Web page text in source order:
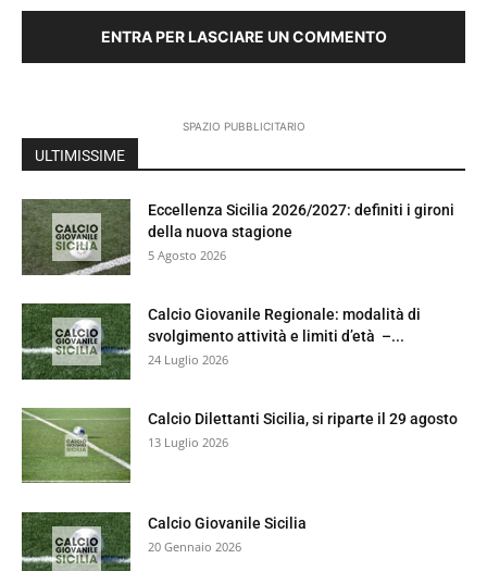
ENTRA PER LASCIARE UN COMMENTO
SPAZIO PUBBLICITARIO
ULTIMISSIME
Eccellenza Sicilia 2026/2027: definiti i gironi
della nuova stagione
5 Agosto 2026
Calcio Giovanile Regionale: modalità di
svolgimento attività e limiti d’età –...
24 Luglio 2026
Calcio Dilettanti Sicilia, si riparte il 29 agosto
13 Luglio 2026
Calcio Giovanile Sicilia
20 Gennaio 2026